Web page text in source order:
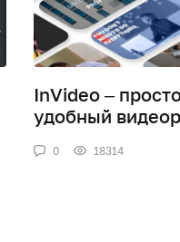
InVideo –
удобный
0 18314